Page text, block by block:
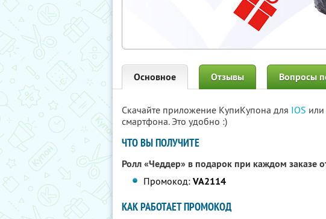
Основное Отзывы Вопросы
Скачайте приложение КупиКупона для IOS или
смартфона. Это удобно :)
ЧТО ВЫ ПОЛУЧИТЕ
Ролл «Чеддер» в подарок при каждом заказе
Промокод:VA2114
КАК РАБОТАЕТ ПРОМОКОД